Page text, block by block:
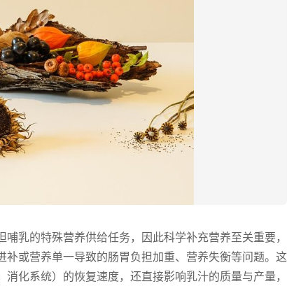
乳的特殊营养供给任务，因此科学补充营养至关重要，
或营养单一导致的肠胃负担加重、营养失衡等问题。这
化系统）的恢复速度，还直接影响乳汁的质量与产量，